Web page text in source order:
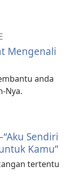
Mengenali
anda
Nya.
Sendiri
Kamu”
tertentu